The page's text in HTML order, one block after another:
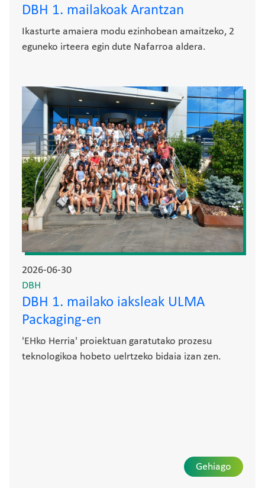
DBH 1. mailakoak Arantzan
Ikasturte amaiera modu ezinhobean amaitzeko, 2
eguneko irteera egin dute Nafarroa aldera.
Irudia
2026-06-30
DBH
DBH 1. mailako iaksleak ULMA
Packaging-en
'EHko Herria' proiektuan garatutako prozesu
teknologikoa hobeto uelrtzeko bidaia izan zen.
Gehiago